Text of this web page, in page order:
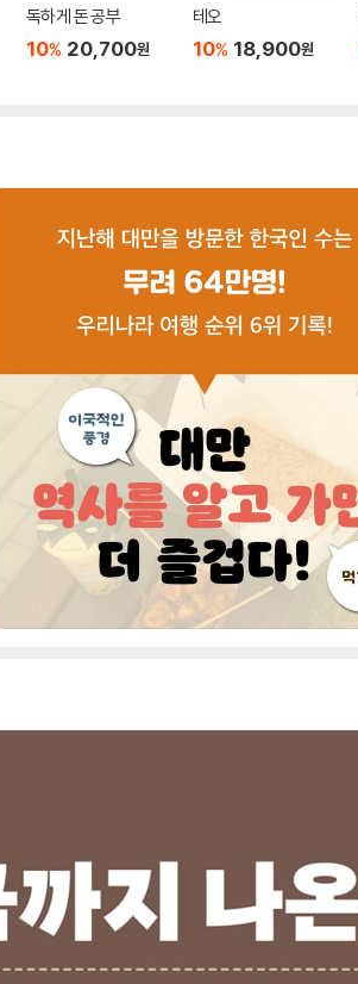
독하게 돈 공부
10% 20,700원
테오
10% 18,900원